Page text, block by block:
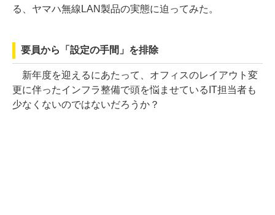
る、ヤマハ無線LAN製品の実態に迫ってみた。
要員から「設定の手間」を排除
新年度を迎えるにあたって、オフィスのレイアウト変
更に伴ったインフラ整備で頭を悩ませているIT担当者も
少なくないのではないだろうか？